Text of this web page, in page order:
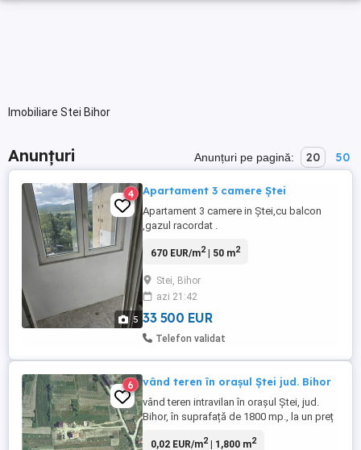
Imobiliare Stei Bihor
Anunțuri Anunțuri pe pagină: 20 50
5
4 Apartament 3 camere Ștei
Apartament 3 camere in Ștei,cu balcon
,gazul racordat .
670 EUR/m2| 50 m2
Stei, Bihor
azi 21:42
33 500 EUR
Telefon validat
6 vând teren în orașul Ștei jud. Bihor
vând teren intravilan în orașul Ștei, jud.
Bihor, în suprafață de 1800 mp., la un preț
0,02 EUR/m2| 1,800 m2